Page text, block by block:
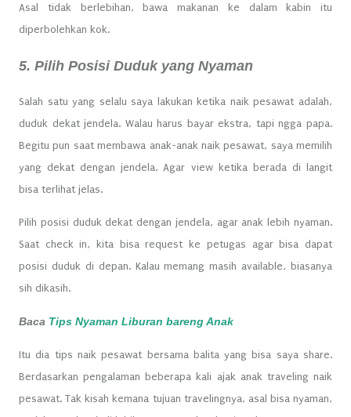
Asal tidak berlebihan, bawa makanan ke dalam kabin itu
diperbolehkan kok.
5. Pilih Posisi Duduk yang Nyaman
Salah satu yang selalu saya lakukan ketika naik pesawat adalah,
duduk dekat jendela. Walau harus bayar ekstra, tapi ngga papa.
Begitu pun saat membawa anak-anak naik pesawat, saya memilih
yang dekat dengan jendela. Agar view ketika berada di langit
bisa terlihat jelas.
Pilih posisi duduk dekat dengan jendela, agar anak lebih nyaman.
Saat check in, kita bisa request ke petugas agar bisa dapat
posisi duduk di depan. Kalau memang masih available, biasanya
sih dikasih.
Baca Tips Nyaman Liburan bareng Anak
Itu dia tips naik pesawat bersama balita yang bisa saya share.
Berdasarkan pengalaman beberapa kali ajak anak traveling naik
pesawat. Tak kisah kemana tujuan travelingnya, asal bisa nyaman,